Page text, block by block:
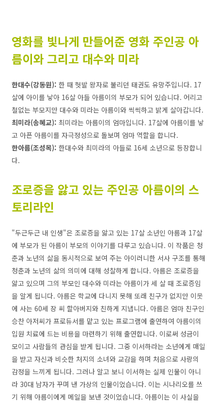
영화를 빛나게 만들어준 영화 주인공 아
름이와 그리고 대수와 미라
한대수(강동원): 한 때 헛발 왕자로 불리던 태권도 유망주입니다. 17
살에 아이를 낳아 16살 아들 아름이의 부모가 되어 있습니다. 어리고
철없는 부모지만 대수와 미라는 아름이와 씩씩하고 밝게 살아갑니다.
최미라(송혜교): 최미라는 아름이의 엄마입니다. 17살에 아름이를 낳
고 아픈 아름이를 자극정성으로 돌보며 엄마 역할을 합니다.
한아름(조성목): 한대수와 최미라의 아들로 16세 소년으로 등장합니
다.
조로증을 앓고 있는 주인공 아름이의 스
토리라인
"두근두근 내 인생"은 조로증을 앓고 있는 17살 소년인 아름과 17살
에 부모가 된 아름이 부모의 이야기를 다루고 있습니다. 이 작품은 청
춘과 노년의 삶을 동시적으로 보여 주는 아이러니한 서사 구조를 통해
청춘과 노년의 삶의 의미에 대해 성찰하게 합니다. 아름은 조로증을
앓고 있으며 그의 부모인 대수와 미라는 아름이가 세 살 때 조로증임
을 알게 됩니다. 아름은 학교에 다니지 못해 또래 친구가 없지만 이웃
에 사는 60세 장 씨 할아버지와 친하게 지냅니다. 아름은 엄마 친구인
승찬 아저씨가 프로듀서를 맡고 있는 프로그램에 출연하여 아름이의
입원 치료에 드는 비용을 마련하기 위해 출연합니다. 이로써 성금이
모이고 사람들의 관심을 받게 됩니다. 그중 이서하라는 소년에게 매일
을 받고 자신과 비슷한 처지의 소녀와 교감을 하며 처음으로 사랑의
감정을 느끼게 됩니다. 그러나 알고 보니 이서하는 실제 인물이 아니
라 30대 남자가 꾸며 낸 가상의 인물이었습니다. 이는 시나리오를 쓰
기 위해 아름이에게 메일을 보낸 것이었습니다. 아름이는 이 사실을